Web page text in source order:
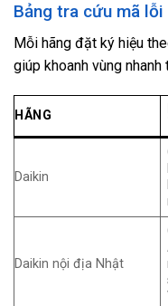
Bảng tra cứu mã
Mỗi hãng đặt ký hiệu
giúp khoanh vùng
HÃNG
Daikin
Daikin nội địa Nhật